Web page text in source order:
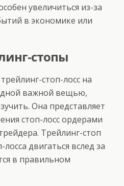
увеличиться из-за
в экономике или
стопы
стоп-лосс на
важной вещью,
Она представляет
стоп-лосс ордерами
Трейлинг-стоп
двигаться вслед за
в правильном